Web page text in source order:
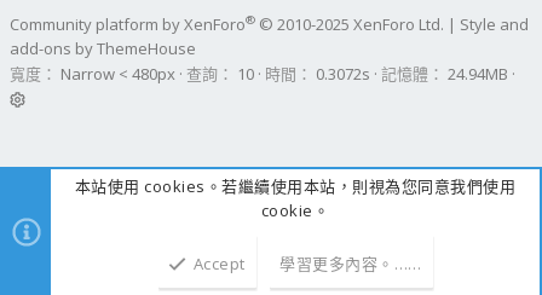
Community platform by XenForo® © 2010-2025 XenForo Ltd. | Style and
add-ons by ThemeHouse
寬度
查詢 10 時間 0.3072s 記憶體 24.94MB
本站使用 cookies。若繼續使用本站，則視為您同意我們使用
cookie。
Accept 學習更多內容。……